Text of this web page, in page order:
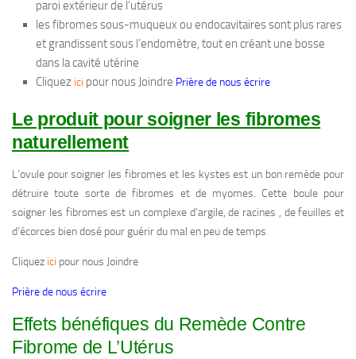
paroi extérieur de l’utérus
les fibromes sous-muqueux ou endocavitaires sont plus rares
et grandissent sous l’endomètre, tout en créant une bosse
dans la cavité utérine
Cliquez ici pour nous Joindre Prière de nous écrire
Le produit pour soigner les fibromes
naturellement
L’ovule pour soigner les fibromes et les kystes est un bon remède pour
détruire toute sorte de fibromes et de myomes. Cette boule pour
soigner les fibromes est un complexe d’argile, de racines , de feuilles et
d’écorces bien dosé pour guérir du mal en peu de temps
Cliquez ici pour nous Joindre
Prière de nous écrire
Effets bénéfiques du Remède Contre
Fibrome de L’Utérus